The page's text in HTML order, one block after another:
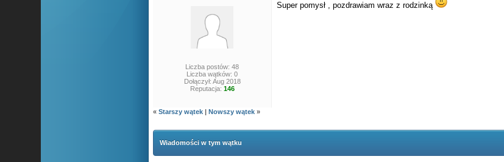
Liczba postów: 48
Liczba wątków: 0
Dołączył: Aug 2018
Reputacja: 146
Super pomysł , pozdrawiam wraz z rodzinką
«Starszy wątek |Nowszy wątek »
Wiadomości w tym wątku